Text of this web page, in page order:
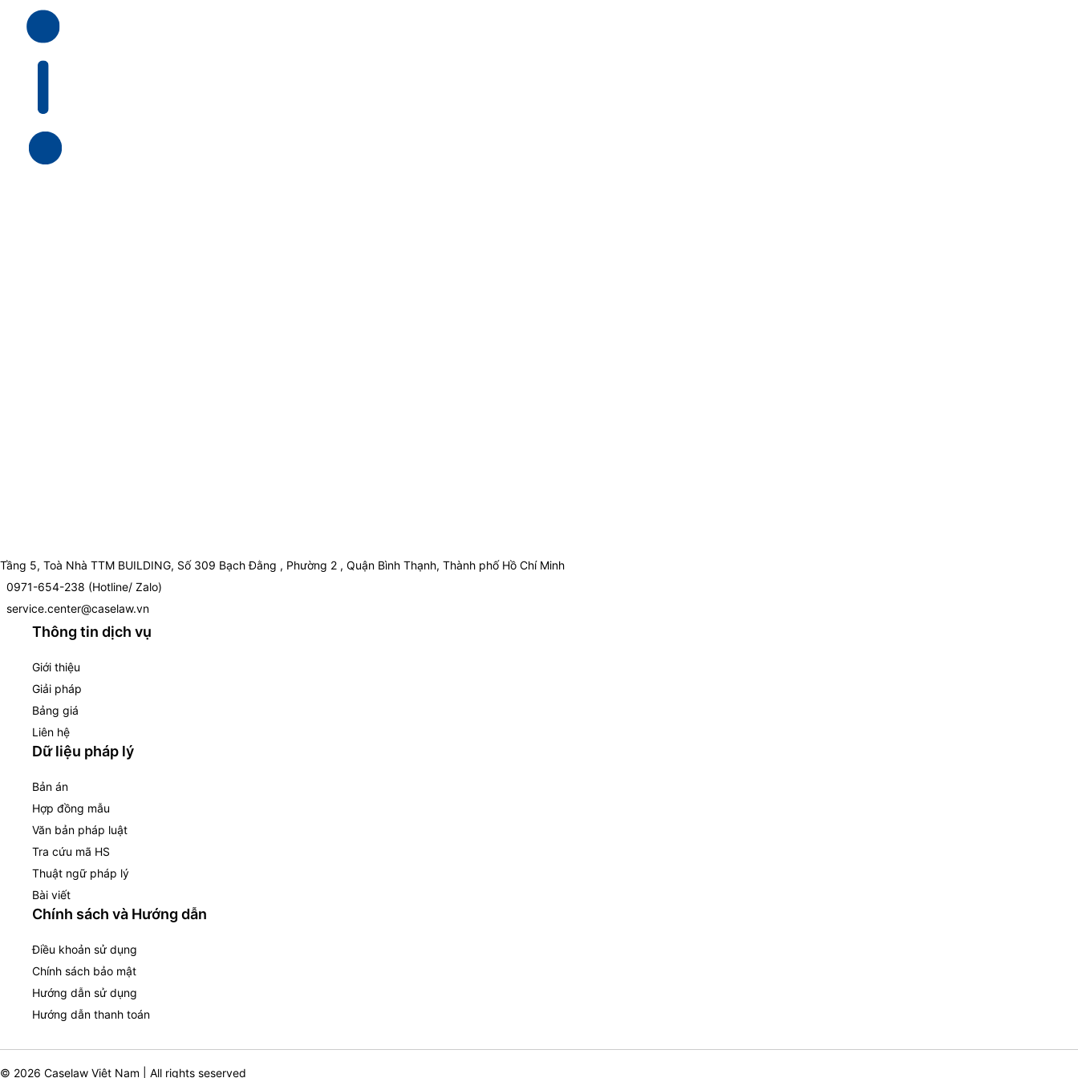
Tầng 5, Toà Nhà TTM BUILDING, Số 309 Bạch Đằng , Phường 2 , Quận Bình Thạnh, Thành phố Hồ Chí Minh
0971-654-238 (Hotline/ Zalo)
service.center@caselaw.vn
Thông tin dịch vụ
Giới thiệu
Giải pháp
Bảng giá
Liên hệ
Dữ liệu pháp lý
Bản án
Hợp đồng mẫu
Văn bản pháp luật
Tra cứu mã HS
Thuật ngữ pháp lý
Bài viết
Chính sách và Hướng dẫn
Điều khoản sử dụng
Chính sách bảo mật
Hướng dẫn sử dụng
Hướng dẫn thanh toán
© 2026 Caselaw Việt Nam | All rights seserved